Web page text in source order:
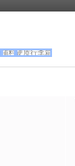
辅料 硬质行李箱